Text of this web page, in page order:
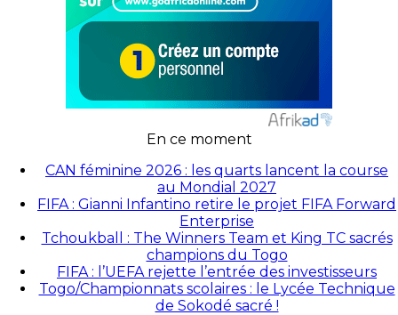
En ce moment
CAN féminine 2026 : les quarts lancent la course
au Mondial 2027
FIFA : Gianni Infantino retire le projet FIFA Forward
Enterprise
Tchoukball : The Winners Team et King TC sacrés
champions du Togo
FIFA : l’UEFA rejette l’entrée des investisseurs
Togo/Championnats scolaires : le Lycée Technique
de Sokodé sacré !